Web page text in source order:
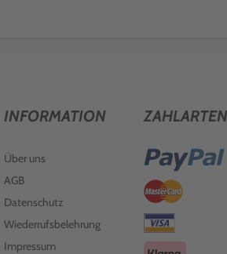
INFORMATION
Über uns
AGB
Datenschutz
Wiederrufsbelehrung
Impressum
ZAHLARTEN